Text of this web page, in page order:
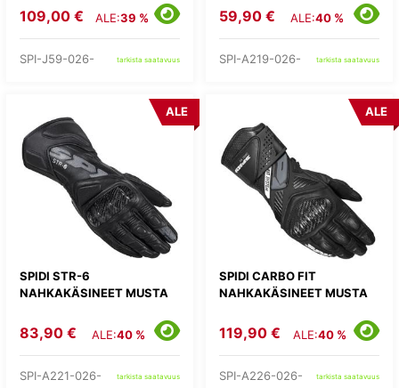
109,00 € ALE:39 %
SPI-J59-026- tarkista saatavuus
59,90 € ALE:40 %
SPI-A219-026- tarkista saatavuus
SPIDI STR-6
NAHKAKÄSINEET MUSTA
ALE
83,90 € ALE:40 %
SPI-A221-026- tarkista saatavuus
SPIDI CARBO FIT
NAHKAKÄSINEET MUSTA
ALE
119,90 € ALE:40 %
SPI-A226-026- tarkista saatavuus